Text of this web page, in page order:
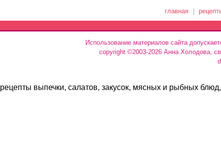
главная
Использование материалов сайта
copyright ©2003-2026 Анна Холодова,
рецепты выпечки, салатов, закусок, мясных и рыбных